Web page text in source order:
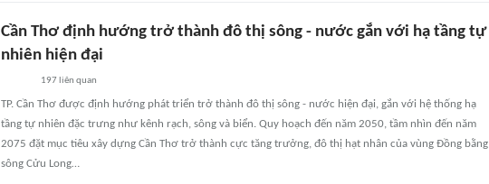
Cần Thơ định hướng trở thành đô thị sông - nước gắn với hạ tầng tự
nhiên hiện đại
197 liên quan
TP. Cần Thơ được định hướng phát triển trở thành đô thị sông - nước hiện đại, gắn với hệ thống hạ
tầng tự nhiên đặc trưng như kênh rạch, sông và biển. Quy hoạch đến năm 2050, tầm nhìn đến năm
2075 đặt mục tiêu xây dựng Cần Thơ trở thành cực tăng trưởng, đô thị hạt nhân của vùng Đồng bằng
sông Cửu Long…